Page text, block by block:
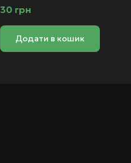
30 грн
Додати в кошик